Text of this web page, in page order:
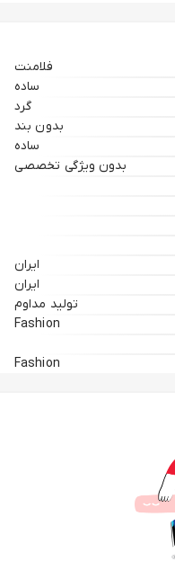
فلامنت
ساده
گرد
بدون بند
ساده
بدون ویژگی تخصصی
ایران
ایران
تولید مداوم
Fashion
Fashion